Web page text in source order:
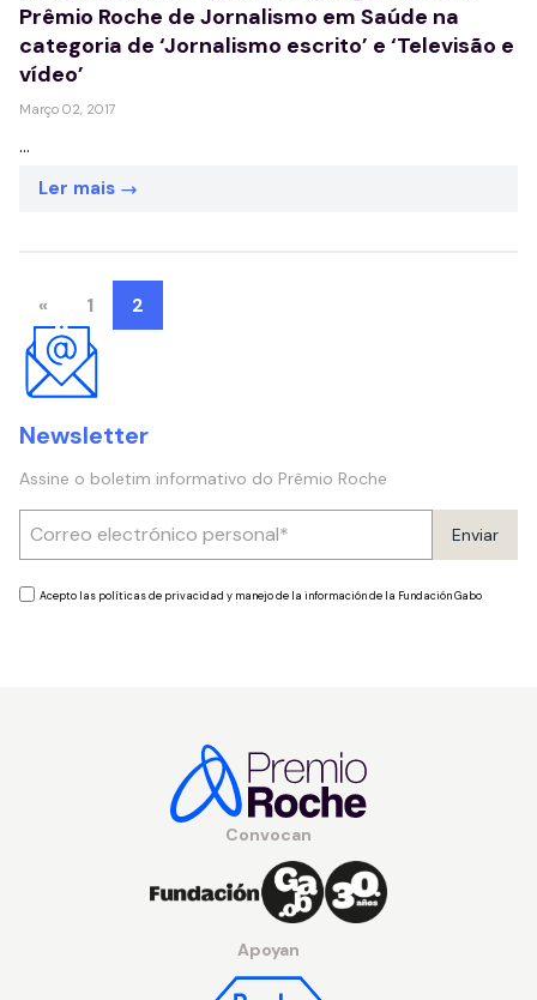
Prêmio Roche de Jornalismo em Saúde na
categoria de ‘Jornalismo escrito’ e ‘Televisão e
vídeo’
Março 02, 2017
...
Ler mais
« 1 2
Newsletter
Assine o boletim informativo do Prêmio Roche
Enviar
Acepto las políticas de privacidad y manejo de la información de la Fundación Gabo
Convocan
Apoyan